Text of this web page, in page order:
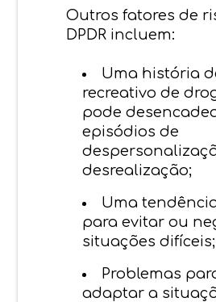
Outros fatores de
DPDR incluem:
Uma história
recreativo de
pode
episódios de
desrealização;
Uma
para evitar ou
situações difíceis;
Problemas
adaptar a